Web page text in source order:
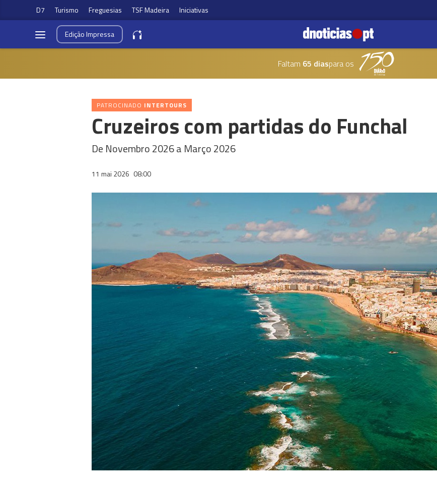
D7 Turismo Freguesias TSF Madeira Iniciativas
EdiçãoImpressa
Faltam 65 diaspara os
PATROCINADO INTERTOURS
Cruzeiros com partidas do Funchal
De Novembro 2026 a Março 2026
11 mai 2026 08:00